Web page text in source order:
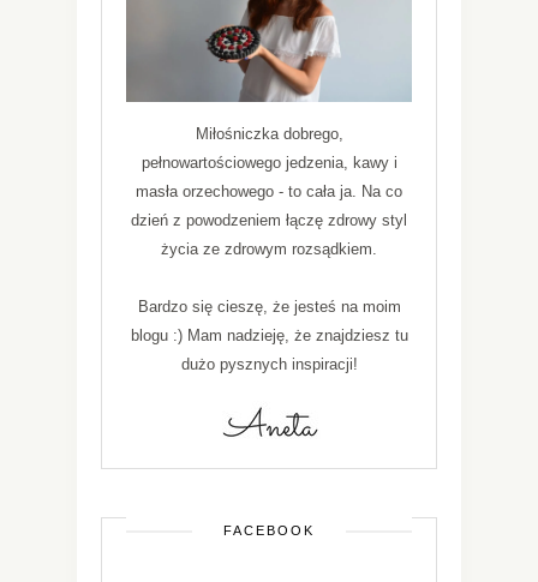
Miłośniczka dobrego,
pełnowartościowego jedzenia, kawy i
masła orzechowego - to cała ja. Na co
dzień z powodzeniem łączę zdrowy styl
życia ze zdrowym rozsądkiem.
Bardzo się cieszę, że jesteś na moim
blogu :) Mam nadzieję, że znajdziesz tu
dużo pysznych inspiracji!
FACEBOOK